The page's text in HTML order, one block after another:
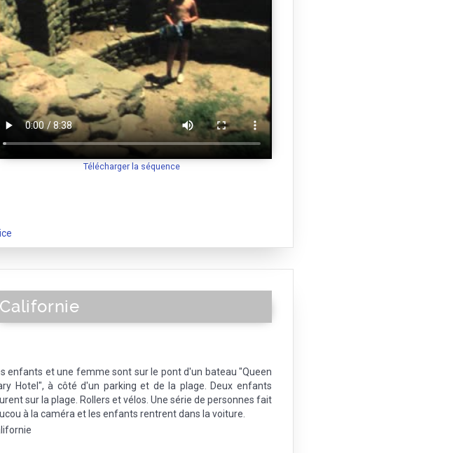
Télécharger la séquence
Californie
enfants et une femme sont sur le pont d'un bateau "Queen
Hotel", à côté d'un parking et de la plage. Deux enfants
sur la plage. Rollers et vélos. Une série de personnes fait
à la caméra et les enfants rentrent dans la voiture.